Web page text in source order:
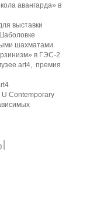
авангарда» в
выставки
шахматами.
в ГЭС-2
art4, премия
U Contemporary